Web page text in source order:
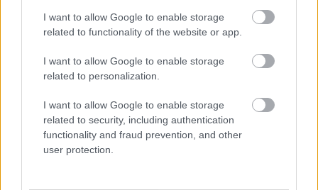
I want to allow Google to enable storage
related to functionality of the website or app.
I want to allow Google to enable storage
related to personalization.
I want to allow Google to enable storage
related to security, including authentication
functionality and fraud prevention, and other
user protection.
Visszautasította a helyi korhatárbesorolási bizottság a
Compulsion játékát.